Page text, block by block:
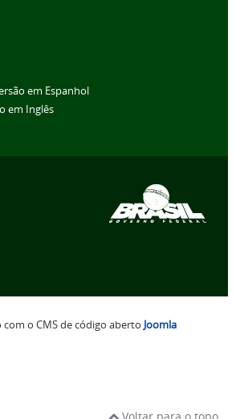
em Espanhol
em Inglês
com o CMS de código aberto Joomla